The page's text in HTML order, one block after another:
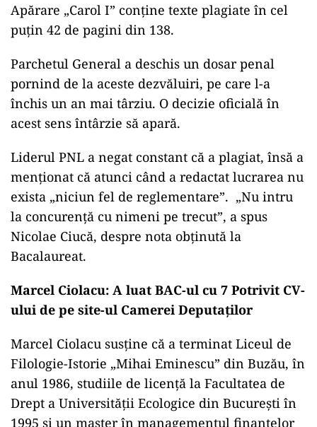
Apărare „Carol I” conține texte plagiate în cel
puțin 42 de pagini din 138.
Parchetul General a deschis un dosar penal
pornind de la aceste dezvăluiri, pe care l-a
închis un an mai târziu. O decizie oficială în
acest sens întârzie să apară.
Liderul PNL a negat constant că a plagiat, însă a
menționat că atunci când a redactat lucrarea nu
exista „niciun fel de reglementare”. „Nu intru
la concurență cu nimeni pe trecut”, a spus
Nicolae Ciucă, despre nota obținută la
Bacalaureat.
Marcel Ciolacu: A luat BAC-ul cu 7 Potrivit CV-
ului de pe site-ul Camerei Deputaților
Marcel Ciolacu susține că a terminat Liceul de
Filologie-Istorie „Mihai Eminescu” din Buzău, în
anul 1986, studiile de licență la Facultatea de
Drept a Universității Ecologice din București în
1995 și un master în managementul finanțelor